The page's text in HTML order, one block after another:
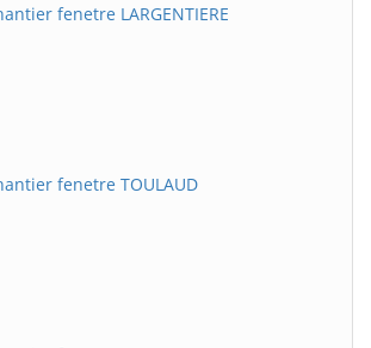
fenetre LARGENTIERE
fenetre TOULAUD